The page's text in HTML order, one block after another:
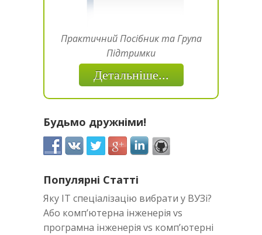
Практичний Посібник та Група
Підтримки
Детальніше...
Будьмо дружніми!
Популярні Статті
Яку IT спеціалізацію вибрати у ВУЗі?
Або комп’ютерна інженерія vs
програмна інженерія vs комп’ютерні